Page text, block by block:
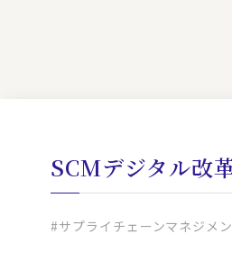
SCMデジタル改
#サプライチェーンマネジメ